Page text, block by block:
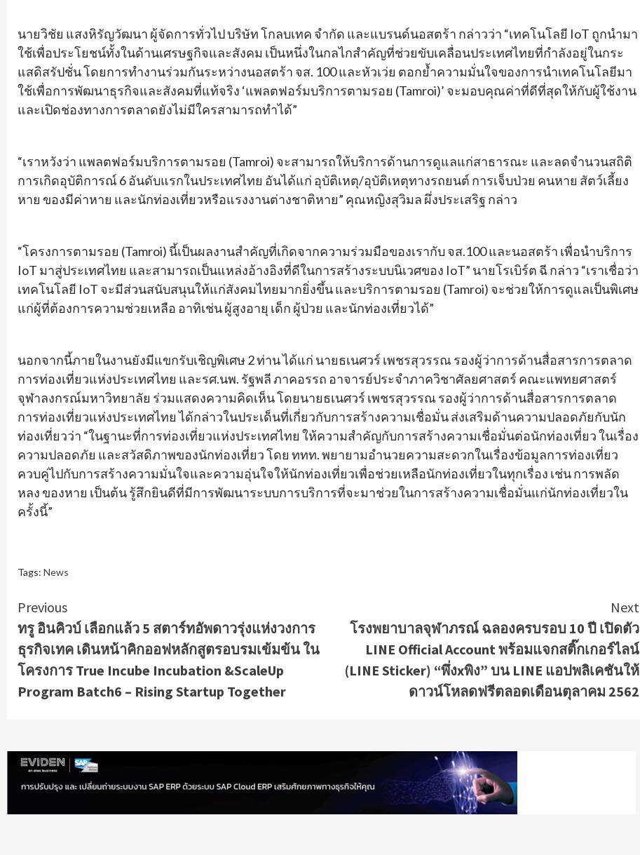
นายวิชัย แสงหิรัญวัฒนา ผู้จัดการทั่วไป บริษัท โกลบเทค จำกัด และแบรนด์นอสตร้า กล่าวว่า “เทคโนโลยี IoT ถูกนำมา
ใช้เพื่อประโยชน์ทั้งในด้านเศรษฐกิจและสังคม เป็นหนึ่งในกลไกสำคัญที่ช่วยขับเคลื่อนประเทศไทยที่กำลังอยู่ในกระ
แสดิสรัปชั่น โดยการทำงานร่วมกันระหว่างนอสตร้า จส. 100 และหัวเว่ย ตอกย้ำความมั่นใจของการนำเทคโนโลยีมา
ใช้เพื่อการพัฒนาธุรกิจและสังคมที่แท้จริง ‘แพลตฟอร์มบริการตามรอย (Tamroi)’ จะมอบคุณค่าที่ดีที่สุดให้กับผู้ใช้งาน
และเปิดช่องทางการตลาดยังไม่มีใครสามารถทำได้”
“เราหวังว่า แพลตฟอร์มบริการตามรอย (Tamroi) จะสามารถให้บริการด้านการดูแลแก่สาธารณะ และลดจำนวนสถิติ
การเกิดอุบัติการณ์ 6 อันดับแรกในประเทศไทย อันได้แก่ อุบัติเหตุ/อุบัติเหตุทางรถยนต์ การเจ็บป่วย คนหาย สัตว์เลี้ยง
หาย ของมีค่าหาย และนักท่องเที่ยวหรือแรงงานต่างชาติหาย” คุณหญิงสุวิมล ผึ่งประเสริฐ กล่าว
“โครงการตามรอย (Tamroi) นี้เป็นผลงานสำคัญที่เกิดจากความร่วมมือของเรากับ จส.100 และนอสตร้า เพื่อนำบริการ
IoT มาสู่ประเทศไทย และสามารถเป็นแหล่งอ้างอิงที่ดีในการสร้างระบบนิเวศของ IoT” นายโรเบิร์ต ฉี กล่าว “เราเชื่อว่า
เทคโนโลยี IoT จะมีส่วนสนับสนุนให้แก่สังคมไทยมากยิ่งขึ้น และบริการตามรอย (Tamroi) จะช่วยให้การดูแลเป็นพิเศษ
แก่ผู้ที่ต้องการความช่วยเหลือ อาทิเช่น ผู้สูงอายุ เด็ก ผู้ป่วย และนักท่องเที่ยวได้”
นอกจากนี้ภายในงานยังมีแขกรับเชิญพิเศษ 2 ท่าน ได้แก่ นายธเนศวร์ เพชรสุวรรณ รองผู้ว่าการด้านสื่อสารการตลาด
การท่องเที่ยวแห่งประเทศไทย และรศ.นพ. รัฐพลี ภาคอรรถ อาจารย์ประจำภาควิชาศัลยศาสตร์ คณะแพทยศาสตร์
จุฬาลงกรณ์มหาวิทยาลัย ร่วมแสดงความคิดเห็น โดยนายธเนศวร์ เพชรสุวรรณ รองผู้ว่าการด้านสื่อสารการตลาด
การท่องเที่ยวแห่งประเทศไทย ได้กล่าวในประเด็นที่เกี่ยวกับการสร้างความเชื่อมั่น ส่งเสริมด้านความปลอดภัยกับนัก
ท่องเที่ยวว่า “ในฐานะที่การท่องเที่ยวแห่งประเทศไทย ให้ความสำคัญกับการสร้างความเชื่อมั่นต่อนักท่องเที่ยว ในเรื่อง
ความปลอดภัย และสวัสดิภาพของนักท่องเที่ยว โดย ททท. พยายามอำนวยความสะดวกในเรื่องข้อมูลการท่องเที่ยว
ควบคู่ไปกับการสร้างความมั่นใจและความอุ่นใจให้นักท่องเที่ยวเพื่อช่วยเหลือนักท่องเที่ยวในทุกเรื่อง เช่น การพลัด
หลง ของหาย เป็นต้น รู้สึกยินดีที่มีการพัฒนาระบบการบริการที่จะมาช่วยในการสร้างความเชื่อมั่นแก่นักท่องเที่ยวใน
ครั้งนี้”
Tags: News
Continue
Reading
Previous
ทรู อินคิวบ์ เลือกแล้ว 5 สตาร์ทอัพดาวรุ่งแห่งวงการ
ธุรกิจเทค เดินหน้าคิกออฟหลักสูตรอบรมเข้มข้น ใน
โครงการ True Incube Incubation &ScaleUp
Program Batch6 – Rising Startup Together
Next
โรงพยาบาลจุฬาภรณ์ ฉลองครบรอบ 10 ปี เปิดตัว
LINE Official Account พร้อมแจกสติ๊กเกอร์ไลน์
(LINE Sticker) “พึ่งxพิง” บน LINE แอปพลิเคชันให้
ดาวน์โหลดฟรีตลอดเดือนตุลาคม 2562